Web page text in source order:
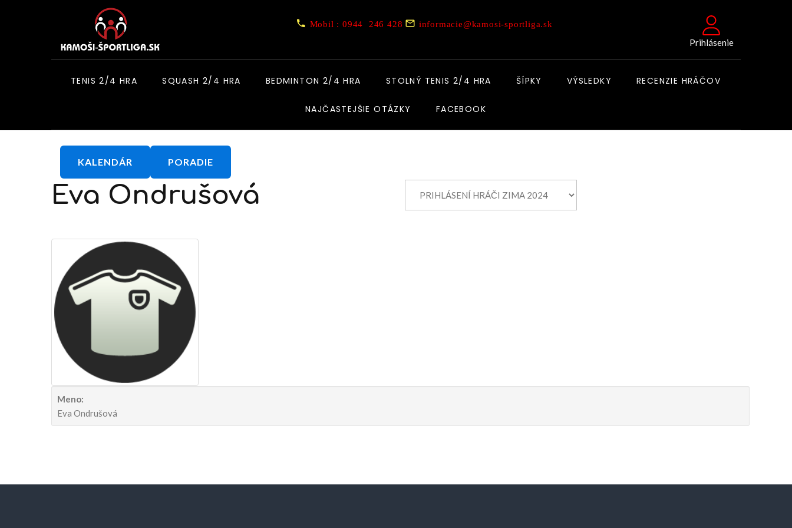
Mobil : 0944 246 428 informacie@kamosi-sportliga.sk
Prihlásenie
TENIS 2/4 HRA SQUASH 2/4 HRA BEDMINTON 2/4 HRA STOLNÝ TENIS 2/4 HRA ŠÍPKY VÝSLEDKY RECENZIE HRÁČOV
NAJČASTEJŠIE OTÁZKY FACEBOOK
KALENDÁR PORADIE
Eva Ondrušová
Meno:
Eva Ondrušová